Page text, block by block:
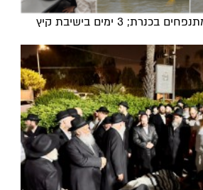
3 ימים בישיבת קיץ